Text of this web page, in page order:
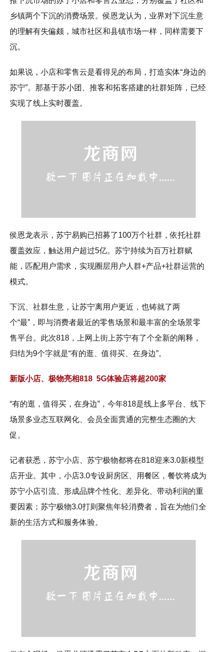
乡镇两个下沉的消费场景。侯恩龙认为，业界对下沉生意
的理解有失偏颇，城市社区和县镇市场一样，同样需要下
沉。
如果说，小店和零售云是看得见的布局，打造实体“身边的
苏宁”。那基于苏小团、推客和拓客搭建的社群矩阵，已经
实现了线上实时覆盖。
侯恩龙表示，苏宁易购已招募了100万个社群，依托社群
覆盖效应，触达用户超过5亿。苏宁持续为百万社群赋
能，匹配用户需求，实现圈层用户人群+产品+社群运营的
模式。
下沉、社群生意，让苏宁离用户更近，也铸就了两
个“最”，即与消费者最近的零售场景和最丰富的全场景零
售平台。此次818，上网上街上苏宁有了个全新的阐释，
归结为9个字就是“有的逛、值得买、在身边”。
新版小店、极物亮相818 5G体验店将超200家
“有的逛，值得买，在身边”，今年818是线上多平台、线下
场景多业态互联网化、会员全面贯通的完整生态圈的大
促。
记者获悉，苏宁小店、苏宁极物都将在818迎来3.0新模型
店开业。其中，小店3.0专设厨房区、用餐区，餐饮将成为
苏宁小店引流、形成品牌个性化、差异化、带动利润的重
要因素；苏宁极物3.0打则聚焦年轻消费者，旨在为他们全
新的生活方式和服务体验。